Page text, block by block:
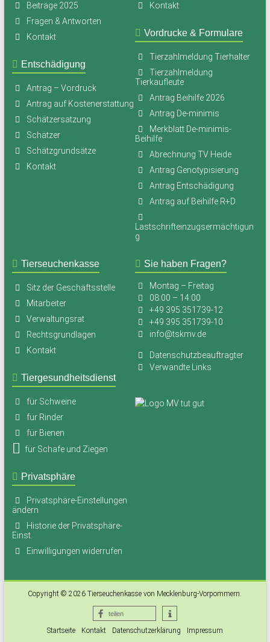
Beiträge 2025
Fragen & Antworten
Kontakt
Entschädigung
Antrag – Vordruck
Antrag auf Kostenerstattung
Schätzersatzung
Schätzer
Schätzgrundsätze
Kontakt
Kontakt
Vordrucke & Formulare
Tierzahlmeldung Tierhalter
Tierzahlmeldung
Tierkaufleute
Antrag Beihilfe 2026
Antrag De-minimis
Merkblatt De-minimis-
Beihilfe
Abrechnung TV Heide
Antrag Genotypisierung
Antrag Entschädigung
Antrag auf Beihilfe R+D
Lastschrifteinzugsermächtigun
g
Tierseuchenkasse
Sitz der Geschäftsstelle
Mitarbeiter
Verwaltungsrat
Rechtsgrundlagen
Kontakt
Tiergesundheitsdienst
für Schweine
für Rinder
für Bienen
für Schafe und Ziegen
Privatsphäre
Privatsphäre-Einstellungen
ändern
Historie der Privatsphäre-
Einst.
Einwilligungen widerrufen
Sie haben Fragen?
Montag – Freitag
08:00 – 14:00
+49 395 351739-12
+49 395 351739-10
info@tskmv.de
Datenschutzbeauftragter
Verwandte Links
Copyright © 2026Tierseuchenkasse von Mecklenburg-Vorpommern.
teilen
Startseite Kontakt Datenschutzerklärung Impressum